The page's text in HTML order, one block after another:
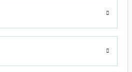
Gönder